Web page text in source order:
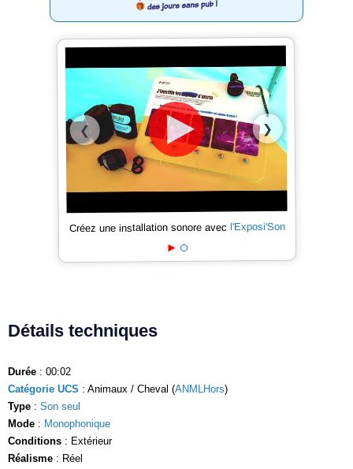
❮ ❯
Créez une installation sonore avec l'Exposi'Son
Détails techniques
Durée : 00:02
Catégorie UCS : Animaux / Cheval (ANMLHors)
Type : Son seul
Mode : Monophonique
Conditions : Extérieur
Réalisme : Réel